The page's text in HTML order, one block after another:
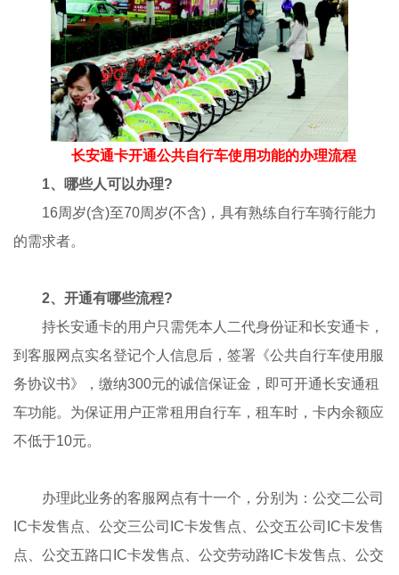
长安通卡开通公共自行车使用功能的办理流程
1、哪些人可以办理?
16周岁(含)至70周岁(不含)，具有熟练自行车骑行能力
的需求者。
2、开通有哪些流程?
持长安通卡的用户只需凭本人二代身份证和长安通卡，
到客服网点实名登记个人信息后，签署《公共自行车使用服
务协议书》，缴纳300元的诚信保证金，即可开通长安通租
车功能。为保证用户正常租用自行车，租车时，卡内余额应
不低于10元。
办理此业务的客服网点有十一个，分别为：公交二公司
IC卡发售点、公交三公司IC卡发售点、公交五公司IC卡发售
点、公交五路口IC卡发售点、公交劳动路IC卡发售点、公交